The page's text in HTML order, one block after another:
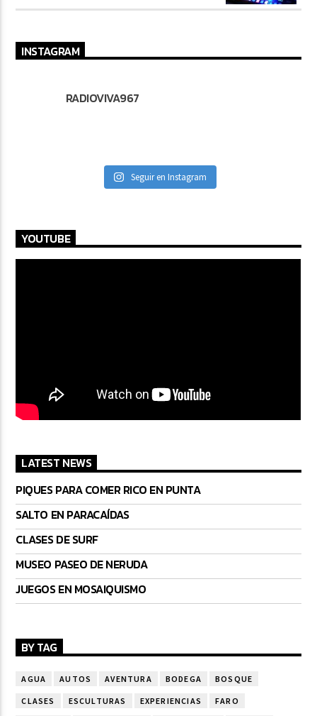
INSTAGRAM
RADIOVIVA967
Seguir en Instagram
YOUTUBE
LATEST NEWS
PIQUES PARA COMER RICO EN PUNTA
SALTO EN PARACAÍDAS
CLASES DE SURF
MUSEO PASEO DE NERUDA
JUEGOS EN MOSAIQUISMO
BY TAG
AGUA AUTOS AVENTURA BODEGA BOSQUE
CLASES ESCULTURAS EXPERIENCIAS FARO